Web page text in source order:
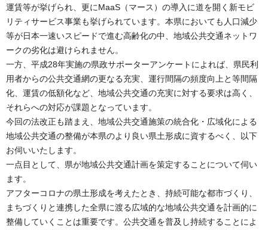
運賃等が挙げられ、更にMaaS（マース）の導入に道を開く新モビ
リティサービス事業も挙げられています。本県においても人口減少
等が日本一速いスピードで進む高齢化の中、地域公共交通ネットワ
ークの劣化は避けられません。
一方、平成28年実施の県政サポーターアンケートによれば、県民利
用者からの公共交通網の更なる充実、運行間隔の頻度向上と等間隔
化、運賃の低額化など、地域公共交通の充実に対する要求は高く、
それらへの対応が課題となっています。
今回の法改正も踏まえ、地域公共交通施策の統合化・広域化による
地域公共交通の整備が本県のより良い県土形成に資するべく、以下
お伺いいたします。
一点目として、県が地域公共交通計画を策定することについて伺い
ます。
アフターコロナの県土形成を考えたとき、持続可能な都市づくり、
まちづくりと連携した全県に渡る広域的な地域公共交通を計画的に
整備していくことは重要です。公共交通を普及し持続することによ